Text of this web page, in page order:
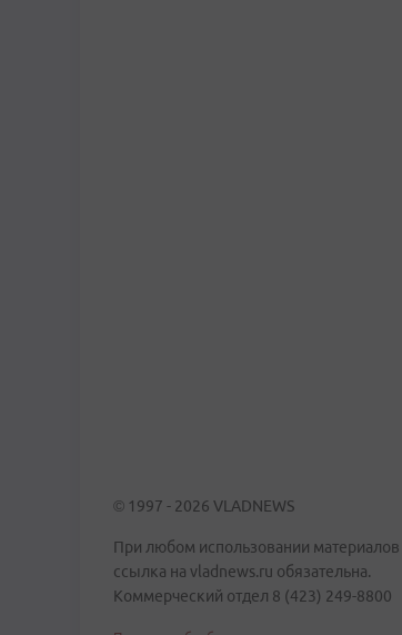
© 1997 - 2026 VLADNEWS
При любом использовании материалов
ссылка на vladnews.ru обязательна.
Коммерческий отдел 8 (423) 249-8800